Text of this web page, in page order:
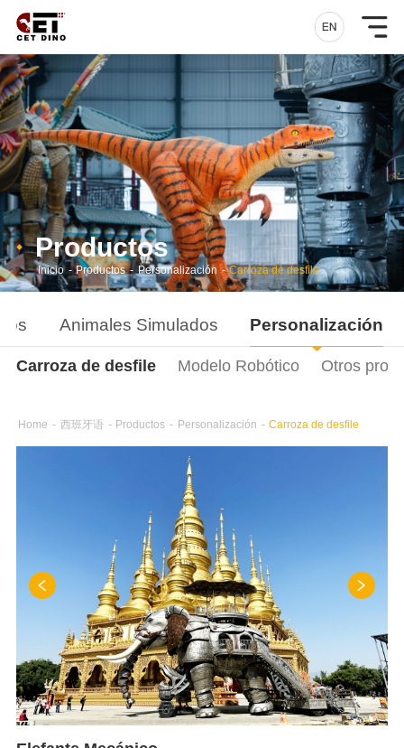
Productos
Inicio - Productos - Personalización - Carroza de desfile
Animales Simulados Personalización
Carroza de desfile Modelo Robótico Otros
Home - 西班牙语 - Productos - Personalización - Carroza de desfile